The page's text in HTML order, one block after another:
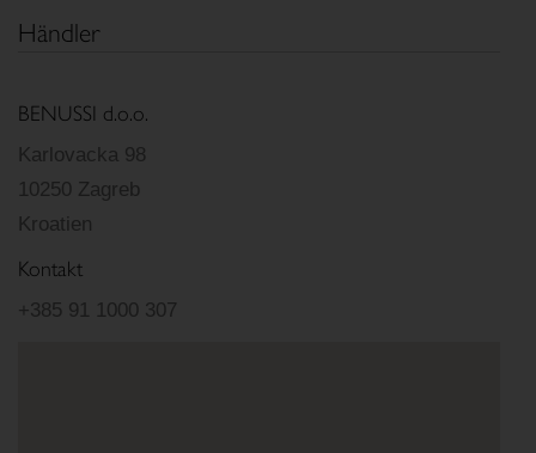
Händler
BENUSSI d.o.o.
Karlovacka 98
10250 Zagreb
Kroatien
Kontakt
+385 91 1000 307